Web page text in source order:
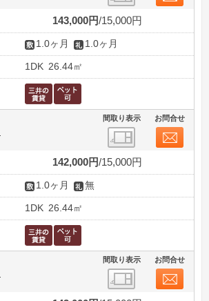
143,000円 15,000円
1.0ヶ月 1.0ヶ月
1DK 26.44㎡
間取り表示 お問合せ
142,000円 15,000円
1.0ヶ月 無
1DK 26.44㎡
間取り表示 お問合せ